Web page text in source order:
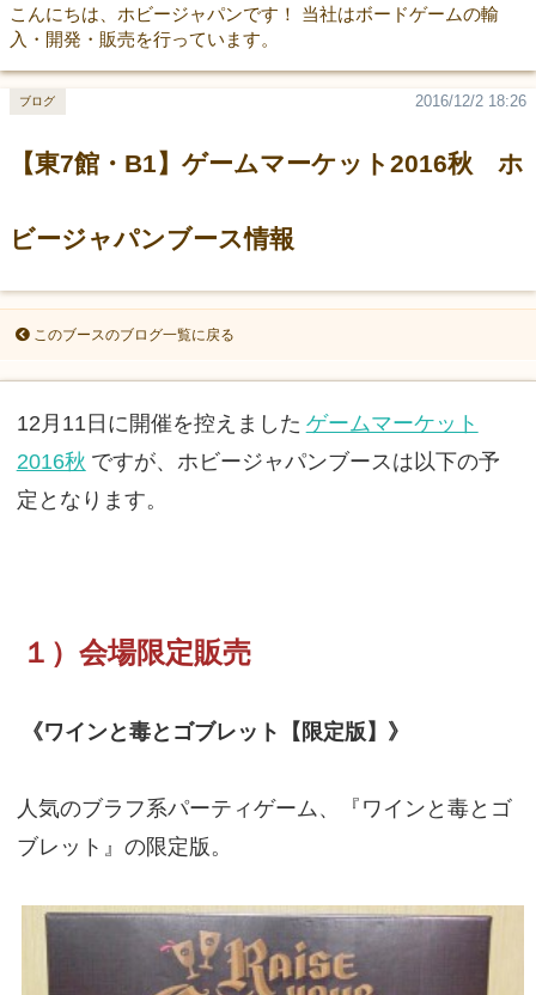
こんにちは、ホビージャパンです！ 当社はボードゲームの輸
入・開発・販売を行っています。
【東7館・B1】ゲームマーケット2016秋 ホ
ビージャパンブース情報
2016/12/2 18:26
ブログ
このブースのブログ一覧に戻る
12月11日に開催を控えました ゲームマーケット
2016秋 ですが、ホビージャパンブースは以下の予
定となります。
１）会場限定販売
《ワインと毒とゴブレット【限定版】》
人気のブラフ系パーティゲーム、『ワインと毒とゴ
ブレット』の限定版。